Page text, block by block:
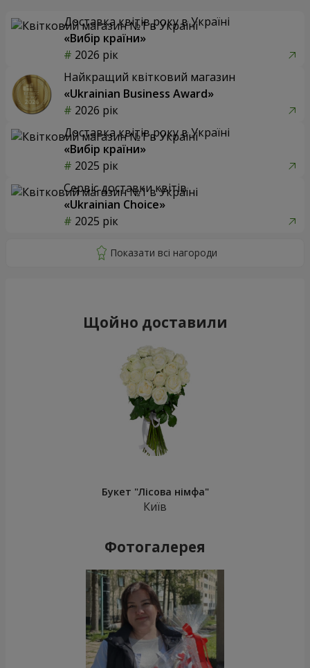
Доставка квітів року в Україні
«Вибір країни»
2026 рік
Найкращий квітковий магазин
«Ukrainian Business Award»
2026 рік
Доставка квітів року в Україні
«Вибір країни»
2025 рік
Сервіс доставки квітів
«Ukrainian Choice»
2025 рік
Щойно доставили
Букет "Лісова німфа"
Київ
Фотогалерея